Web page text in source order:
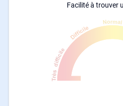
Facilité à trouver